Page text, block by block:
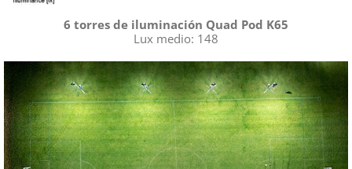
6 torres de iluminación Quad Pod K65
Lux medio: 148